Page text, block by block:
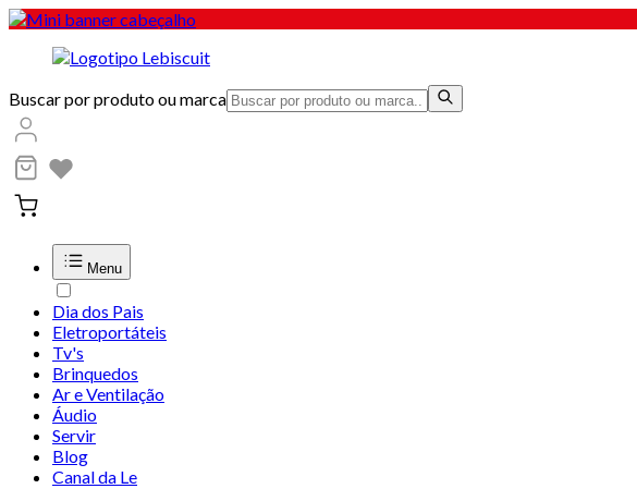
Buscar por produto ou marca
Menu
Dia dos Pais
Eletroportáteis
Tv's
Brinquedos
Ar e Ventilação
Áudio
Servir
Blog
Canal da Le